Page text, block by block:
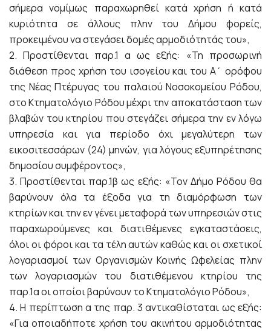
σήμερα νομίμως παραχωρηθεί κατά χρήση ή κατά
κυριότητα σε άλλους πλην του Δήμου φορείς,
προκειμένου να στεγάσει δομές αρμοδιότητάς του»,
2. Προστίθενται παρ.1 α ως εξής: «Τη προσωρινή
διάθεση προς χρήση του ισογείου και του Α΄ ορόφου
της Νέας Πτέρυγας του παλαιού Νοσοκομείου Ρόδου,
στο Κτηματολόγιο Ρόδου μέχρι την αποκατάσταση των
βλαβών του κτηρίου που στεγάζει σήμερα την εν λόγω
υπηρεσία και για περίοδο όχι μεγαλύτερη των
εικοσιτεσσάρων (24) μηνών, για λόγους εξυπηρέτησης
δημοσίου συμφέροντος»,
3. Προστίθενται παρ.1β ως εξής: «Τον Δήμο Ρόδου θα
βαρύνουν όλα τα έξοδα για τη διαμόρφωση των
κτηρίων και την εν γένει μεταφορά των υπηρεσιών στις
παραχωρούμενες και διατιθέμενες εγκαταστάσεις,
όλοι οι φόροι και τα τέλη αυτών καθώς και οι σχετικοί
λογαριασμοί των Οργανισμών Κοινής Ωφελείας πλην
των λογαριασμών του διατιθέμενου κτηρίου της
παρ.1α οι οποίοι βαρύνουν το Κτηματολόγιο Ρόδου»,
4. Η περίπτωση α της παρ. 3 αντικαθίσταται ως εξής:
«Για οποιαδήποτε χρήση του ακινήτου αρμοδιότητας